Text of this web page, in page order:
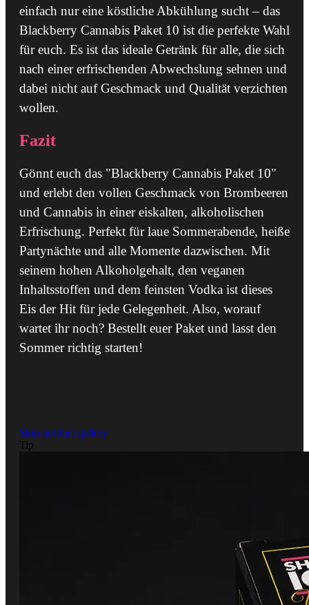
einfach nur eine köstliche Abkühlung sucht – das
Blackberry Cannabis Paket 10 ist die perfekte Wahl
für euch. Es ist das ideale Getränk für alle, die sich
nach einer erfrischenden Abwechslung sehnen und
dabei nicht auf Geschmack und Qualität verzichten
wollen.
Fazit
Gönnt euch das "Blackberry Cannabis Paket 10"
und erlebt den vollen Geschmack von Brombeeren
und Cannabis in einer eiskalten, alkoholischen
Erfrischung. Perfekt für laue Sommerabende, heiße
Partynächte und alle Momente dazwischen. Mit
seinem hohen Alkoholgehalt, den veganen
Inhaltsstoffen und dem feinsten Vodka ist dieses
Eis der Hit für jede Gelegenheit. Also, worauf
wartet ihr noch? Bestellt euer Paket und lasst den
Sommer richtig starten!
Skip product gallery
Tip